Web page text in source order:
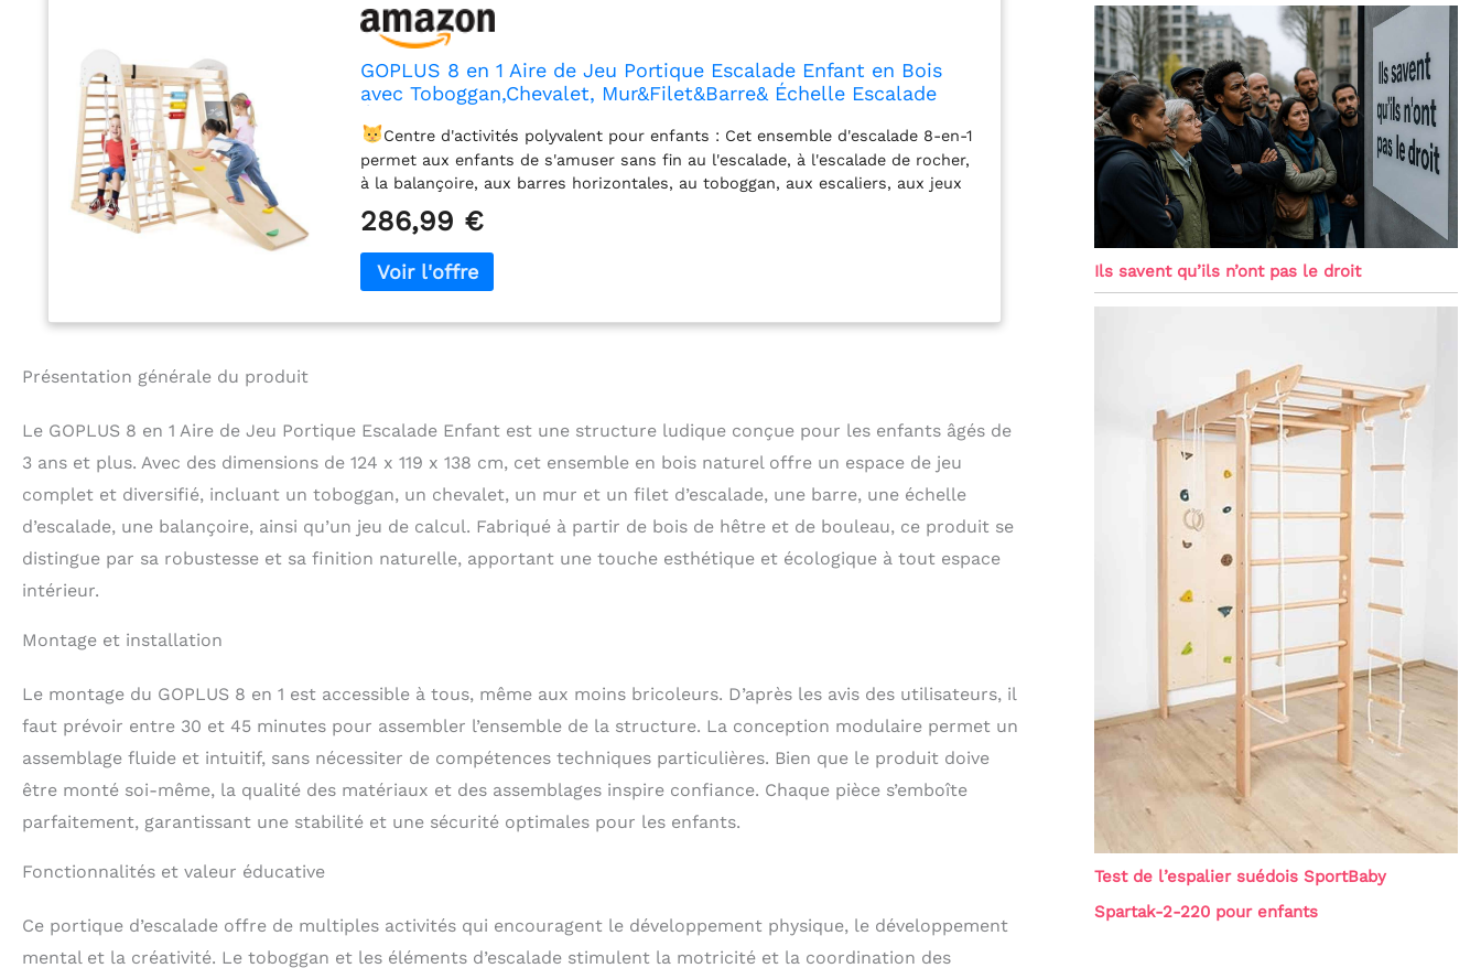
GOPLUS 8 en 1 Aire de Jeu Portique Escalade Enfant en Bois
avec Toboggan,Chevalet, Mur&Filet&Barre& Échelle Escalade
124x119x138cm(Naturel)
Centre d'activités polyvalent pour enfants : Cet ensemble d'escalade 8-en-1
permet aux enfants de s'amuser sans fin au l'escalade, à l'escalade de rocher,
à la balançoire, aux barres horizontales, au toboggan, aux escaliers, aux jeux
l'enfance de votre enfant.
d’escalade est fabriqué en bois de bouleau et en bois de hêtre. Le bois est
traité avec peinture respectueux de l'environnement et est sans danger pour
structure triangulaire augmente efficacement la stabilité de l'ensemble de
rayer les mains des enfants en jouant. Notre triangle d'escalade ne prend pas
beaucoup de place. Il est parfait pour jouer non seulement à la maison ou à
l’école maternelle. Nous conseillons de NE PAS le placer à l'extérieur
Le
éducatif : Les activités d'escalade, de rocher d'escalade et de montée
d'escaliers contribuent au développement des muscles et des articulations. Le
286,99 €
Présentation générale du produit
Le GOPLUS 8 en 1 Aire de Jeu Portique Escalade Enfant est une structure ludique conçue pour les enfants âgés de
3 ans et plus. Avec des dimensions de 124 x 119 x 138 cm, cet ensemble en bois naturel offre un espace de jeu
complet et diversifié, incluant un toboggan, un chevalet, un mur et un filet d’escalade, une barre, une échelle
d’escalade, une balançoire, ainsi qu’un jeu de calcul. Fabriqué à partir de bois de hêtre et de bouleau, ce produit se
distingue par sa robustesse et sa finition naturelle, apportant une touche esthétique et écologique à tout espace
intérieur.
Montage et installation
Le montage du GOPLUS 8 en 1 est accessible à tous, même aux moins bricoleurs. D’après les avis des utilisateurs, il
faut prévoir entre 30 et 45 minutes pour assembler l’ensemble de la structure. La conception modulaire permet un
assemblage fluide et intuitif, sans nécessiter de compétences techniques particulières. Bien que le produit doive
être monté soi-même, la qualité des matériaux et des assemblages inspire confiance. Chaque pièce s’emboîte
parfaitement, garantissant une stabilité et une sécurité optimales pour les enfants.
Fonctionnalités et valeur éducative
Ce portique d’escalade offre de multiples activités qui encouragent le développement physique, le développement
mental et la créativité. Le toboggan et les éléments d’escalade stimulent la motricité et la coordination des
Ils savent qu’ils n’ont pas le droit
Test de l’espalier suédois SportBaby
Spartak-2-220 pour enfants